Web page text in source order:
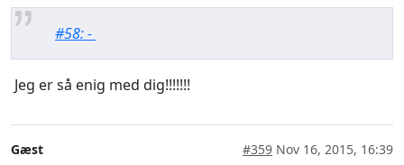
#58: -
Jeg er så enig med dig!!!!!!!
Gæst #359 Nov 16, 2015, 16:39